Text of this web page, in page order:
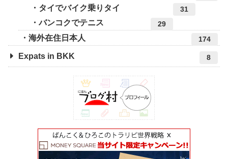
タイでバイク乗りタイ 31
バンコクでテニス 29
海外在住日本人 174
Expats in BKK 8